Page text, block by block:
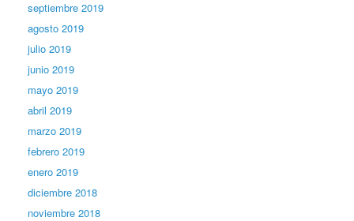
septiembre 2019
agosto 2019
julio 2019
junio 2019
mayo 2019
abril 2019
marzo 2019
febrero 2019
enero 2019
diciembre 2018
noviembre 2018